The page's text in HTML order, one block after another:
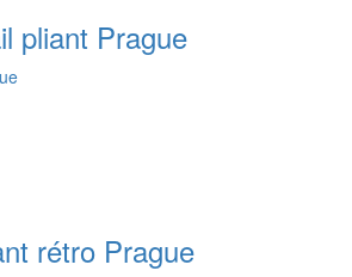
pliant Prague
rétro Prague